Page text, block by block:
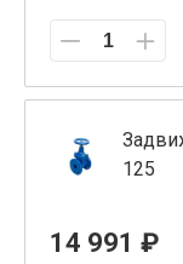
125
14 991 ₽